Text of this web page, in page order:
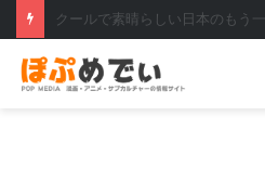
仮面ライダーセイバー コロナ禍